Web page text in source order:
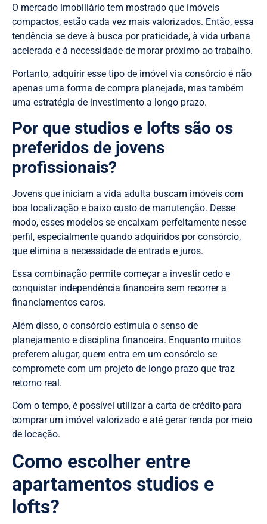
O mercado imobiliário tem mostrado que imóveis
compactos, estão cada vez mais valorizados. Então, essa
tendência se deve à busca por praticidade, à vida urbana
acelerada e à necessidade de morar próximo ao trabalho.
Portanto, adquirir esse tipo de imóvel via consórcio é não
apenas uma forma de compra planejada, mas também
uma estratégia de investimento a longo prazo.
Por que studios e lofts são os
preferidos de jovens
profissionais?
Jovens que iniciam a vida adulta buscam imóveis com
boa localização e baixo custo de manutenção. Desse
modo, esses modelos se encaixam perfeitamente nesse
perfil, especialmente quando adquiridos por consórcio,
que elimina a necessidade de entrada e juros.
Essa combinação permite começar a investir cedo e
conquistar independência financeira sem recorrer a
financiamentos caros.
Além disso, o consórcio estimula o senso de
planejamento e disciplina financeira. Enquanto muitos
preferem alugar, quem entra em um consórcio se
compromete com um projeto de longo prazo que traz
retorno real.
Com o tempo, é possível utilizar a carta de crédito para
comprar um imóvel valorizado e até gerar renda por meio
de locação.
Como escolher entre
apartamentos studios e
lofts?